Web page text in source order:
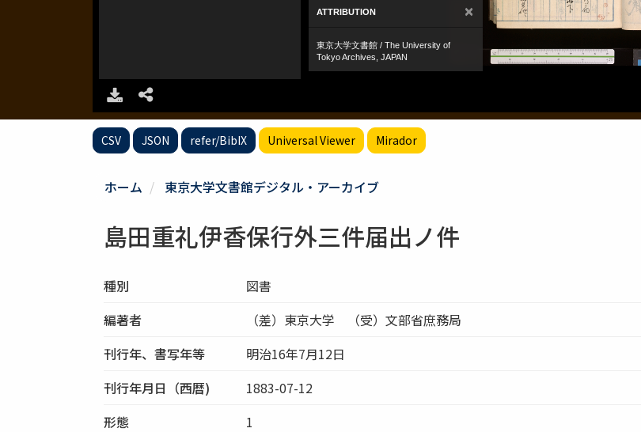
CSV JSON refer/BibIX Universal Viewer Mirador
ホーム 東京大学文書館デジタル・アーカイブ
島田重礼伊香保行外三件届出ノ件
種別
図書
編著者
（差）東京大学 （受）文部省庶務局
刊行年、書写年等
明治16年7月12日
刊行年月日（西暦)
1883-07-12
形態
1